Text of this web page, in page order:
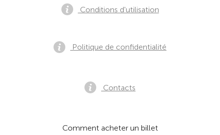
Conditions d'utilisation
Politique de confidentialité
Contacts
Comment acheter un billet